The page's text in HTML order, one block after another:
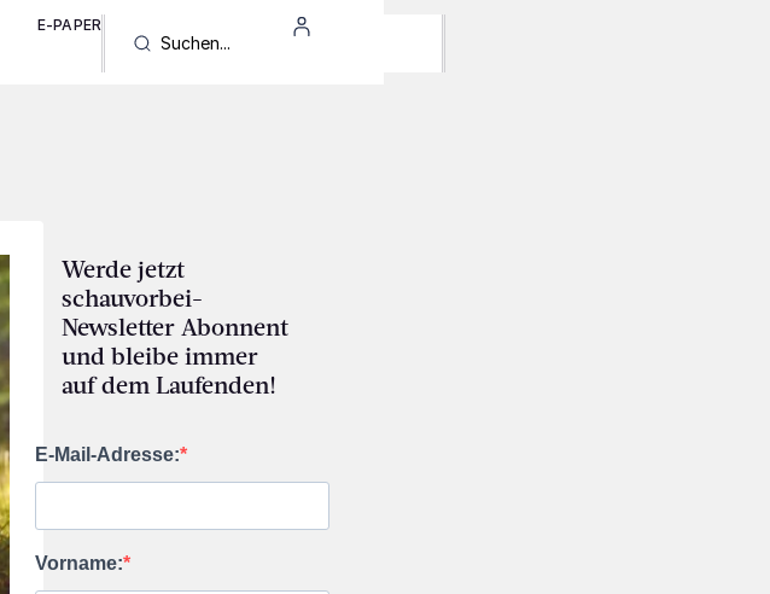
E-PAPER
Werde jetzt
schauvorbei-
Newsletter Abonnent
und bleibe immer
auf dem Laufenden!
E-Mail-Adresse:
Vorname: